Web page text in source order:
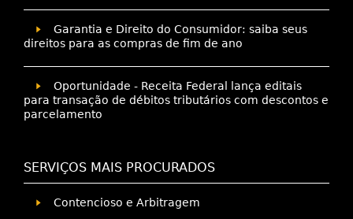
Garantia e Direito do Consumidor: saiba seus
direitos para as compras de fim de ano
Oportunidade - Receita Federal lança editais
para transação de débitos tributários com descontos e
parcelamento
SERVIÇOS MAIS PROCURADOS
Contencioso e Arbitragem